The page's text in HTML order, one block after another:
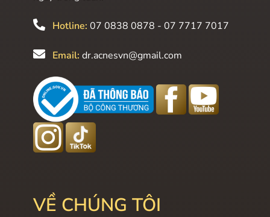
Hotline: 07 0838 0878 - 07 7717 7017
Email: dr.acnesvn@gmail.com
VỀ CHÚNG TÔI